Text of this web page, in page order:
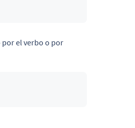
el verbo o por